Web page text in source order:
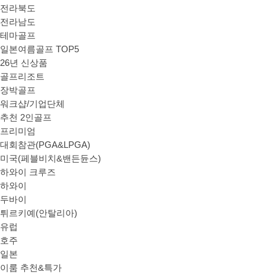
전라북도
전라남도
테마골프
일본여름골프 TOP5
26년 신상품
골프리조트
장박골프
워크샵/기업단체
추천 2인골프
프리미엄
대회참관(PGA&LPGA)
미국(페블비치&밴든듄스)
하와이 크루즈
하와이
두바이
튀르키예(안탈리아)
유럽
호주
일본
이룸 추천&특가